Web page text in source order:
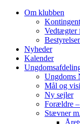
VidereOm klubben
Vedtægter
Nyheder
Kalender
Ungdoms
Mål og
Ny sejler
Forældre
Stævner